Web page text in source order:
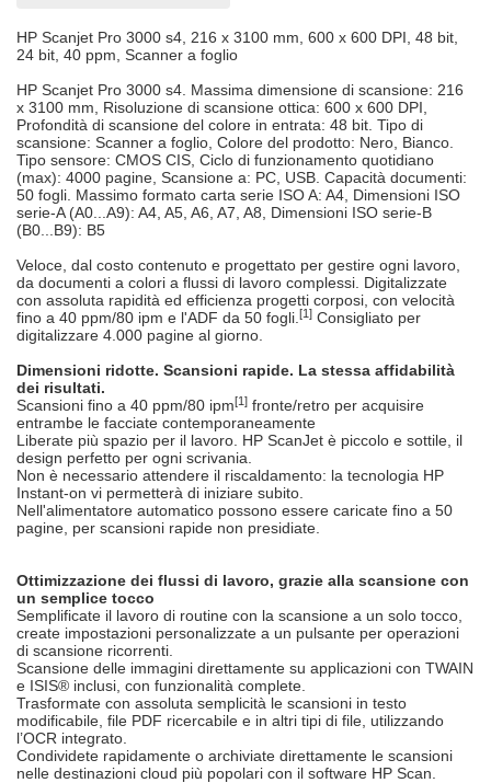
HP Scanjet Pro 3000 s4, 216 x 3100 mm, 600 x 600 DPI, 48 bit,
24 bit, 40 ppm, Scanner a foglio
HP Scanjet Pro 3000 s4. Massima dimensione di scansione: 216
x 3100 mm, Risoluzione di scansione ottica: 600 x 600 DPI,
Profondità di scansione del colore in entrata: 48 bit. Tipo di
scansione: Scanner a foglio, Colore del prodotto: Nero, Bianco.
Tipo sensore: CMOS CIS, Ciclo di funzionamento quotidiano
(max): 4000 pagine, Scansione a: PC, USB. Capacità documenti:
50 fogli. Massimo formato carta serie ISO A: A4, Dimensioni ISO
serie-A (A0...A9): A4, A5, A6, A7, A8, Dimensioni ISO serie-B
(B0...B9): B5
Veloce, dal costo contenuto e progettato per gestire ogni lavoro,
da documenti a colori a flussi di lavoro complessi. Digitalizzate
con assoluta rapidità ed efficienza progetti corposi, con velocità
fino a 40 ppm/80 ipm e l'ADF da 50 fogli. [1] Consigliato per
digitalizzare 4.000 pagine al giorno.
Dimensioni ridotte. Scansioni rapide. La stessa affidabilità
dei risultati.
Scansioni fino a 40 ppm/80 ipm[1] fronte/retro per acquisire
entrambe le facciate contemporaneamente
Liberate più spazio per il lavoro. HP ScanJet è piccolo e sottile, il
design perfetto per ogni scrivania.
Non è necessario attendere il riscaldamento: la tecnologia HP
Instant-on vi permetterà di iniziare subito.
Nell'alimentatore automatico possono essere caricate fino a 50
pagine, per scansioni rapide non presidiate.
Ottimizzazione dei flussi di lavoro, grazie alla scansione con
un semplice tocco
Semplificate il lavoro di routine con la scansione a un solo tocco,
create impostazioni personalizzate a un pulsante per operazioni
di scansione ricorrenti.
Scansione delle immagini direttamente su applicazioni con TWAIN
e ISIS® inclusi, con funzionalità complete.
Trasformate con assoluta semplicità le scansioni in testo
modificabile, file PDF ricercabile e in altri tipi di file, utilizzando
l’OCR integrato.
Condividete rapidamente o archiviate direttamente le scansioni
nelle destinazioni cloud più popolari con il software HP Scan.